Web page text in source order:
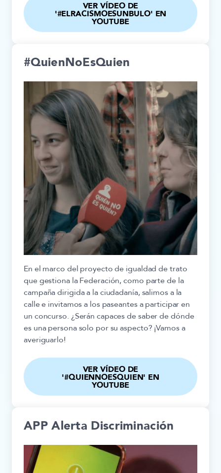
VER VÍDEO DE
'#ELRACISMOESUNBULO' EN
YOUTUBE
#QuienNoEsQuien
En el marco del proyecto de igualdad de trato
que gestiona la Federación, como parte de la
campaña dirigida a la ciudadanía, salimos a la
calle e invitamos a los paseantes a participar en
un concurso. ¿Serán capaces de saber de dónde
es una persona solo por su aspecto? ¡Vamos a
averiguarlo!
VER VÍDEO DE
'#QUIENNOESQUIEN' EN
YOUTUBE
APP Alerta Discriminación